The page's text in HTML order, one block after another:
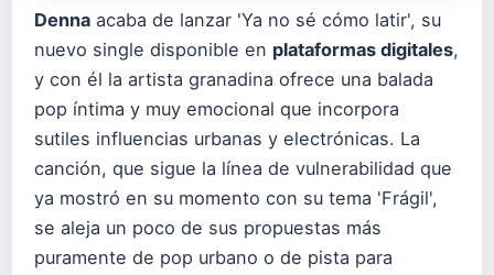
Denna acaba de lanzar 'Ya no sé cómo latir', su
nuevo single disponible en plataformas digitales,
y con él la artista granadina ofrece una balada
pop íntima y muy emocional que incorpora
sutiles influencias urbanas y electrónicas. La
canción, que sigue la línea de vulnerabilidad que
ya mostró en su momento con su tema 'Frágil',
se aleja un poco de sus propuestas más
puramente de pop urbano o de pista para